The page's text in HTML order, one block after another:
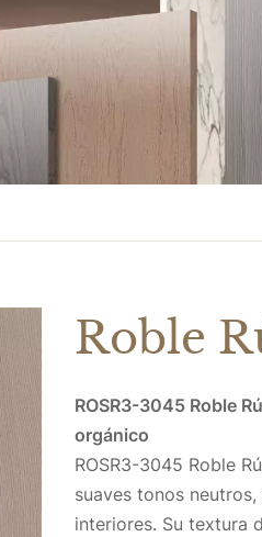
Roble
ROSR3-3045 Roble
orgánico
ROSR3-3045 Roble
suaves tonos
interiores. Su textura